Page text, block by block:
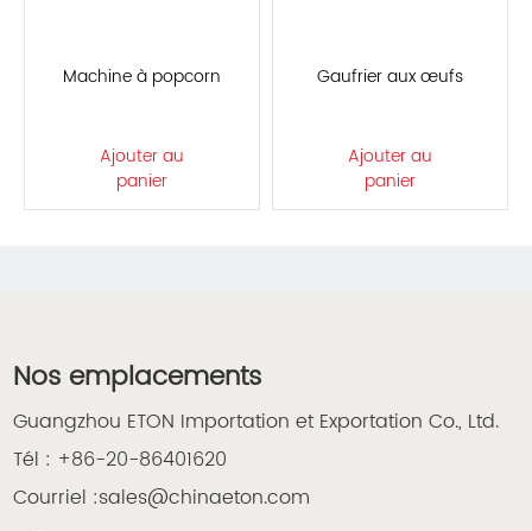
Machine à popcorn
Ajouter au
panier
Gaufrier aux œufs
Ajouter au
panier
Nos emplacements
Guangzhou ETON Importation et Exportation Co., Ltd.
Tél : +86-20-86401620
Courriel :sales@chinaeton.com